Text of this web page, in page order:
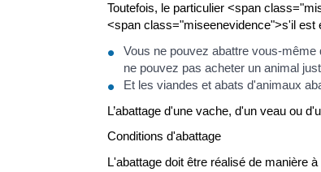
Toutefois, le particulier <span
<span class="miseenevidence">s'il est
Vous ne pouvez abattre vous-
ne pouvez pas acheter un animal
Et les viandes et abats d'animaux
L’abattage d'une vache, d'un veau ou
Conditions d'abattage
L'abattage doit être réalisé de manière